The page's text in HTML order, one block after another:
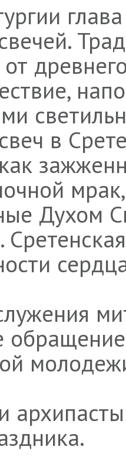
в
Духом